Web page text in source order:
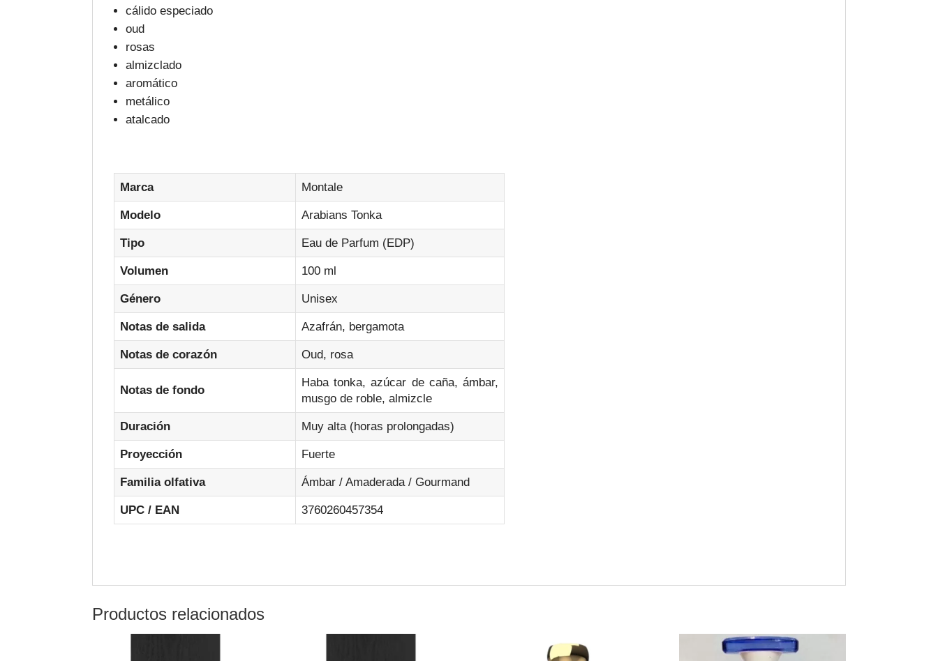
cálido especiado
oud
rosas
almizclado
aromático
metálico
atalcado
Marca Montale
Modelo Arabians Tonka
Tipo Eau de Parfum (EDP)
Volumen 100 ml
Género Unisex
Notas de salida Azafrán, bergamota
Notas de corazón Oud, rosa
Notas de fondo
Haba tonka, azúcar de caña, ámbar,
musgo de roble, almizcle
Duración Muy alta (horas prolongadas)
Proyección Fuerte
Familia olfativa Ámbar / Amaderada / Gourmand
UPC / EAN 3760260457354
Productos relacionados